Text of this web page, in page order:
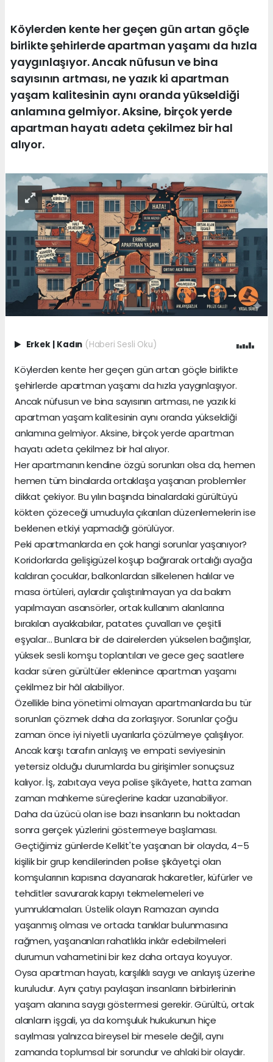
Köylerden kente her geçen gün artan göçle
birlikte şehirlerde apartman yaşamı da hızla
yaygınlaşıyor. Ancak nüfusun ve bina
sayısının artması, ne yazık ki apartman
yaşam kalitesinin aynı oranda yükseldiği
anlamına gelmiyor. Aksine, birçok yerde
apartman hayatı adeta çekilmez bir hal
alıyor.
Erkek Kadın (Haberi Sesli Oku)
Köylerden kente her geçen gün artan göçle birlikte
şehirlerde apartman yaşamı da hızla yaygınlaşıyor.
Ancak nüfusun ve bina sayısının artması, ne yazık ki
apartman yaşam kalitesinin aynı oranda yükseldiği
anlamına gelmiyor. Aksine, birçok yerde apartman
hayatı adeta çekilmez bir hal alıyor.
Her apartmanın kendine özgü sorunları olsa da, hemen
hemen tüm binalarda ortaklaşa yaşanan problemler
dikkat çekiyor. Bu yılın başında binalardaki gürültüyü
kökten çözeceği umuduyla çıkarılan düzenlemelerin ise
beklenen etkiyi yapmadığı görülüyor.
Peki apartmanlarda en çok hangi sorunlar yaşanıyor?
Koridorlarda gelişigüzel koşup bağırarak ortalığı ayağa
kaldıran çocuklar, balkonlardan silkelenen halılar ve
masa örtüleri, aylardır çalıştırılmayan ya da bakım
yapılmayan asansörler, ortak kullanım alanlarına
bırakılan ayakkabılar, patates çuvalları ve çeşitli
eşyalar… Bunlara bir de dairelerden yükselen bağırışlar,
yüksek sesli komşu toplantıları ve gece geç saatlere
kadar süren gürültüler eklenince apartman yaşamı
çekilmez bir hâl alabiliyor.
Özellikle bina yönetimi olmayan apartmanlarda bu tür
sorunları çözmek daha da zorlaşıyor. Sorunlar çoğu
zaman önce iyi niyetli uyarılarla çözülmeye çalışılıyor.
Ancak karşı tarafın anlayış ve empati seviyesinin
yetersiz olduğu durumlarda bu girişimler sonuçsuz
kalıyor. İş, zabıtaya veya polise şikâyete, hatta zaman
zaman mahkeme süreçlerine kadar uzanabiliyor.
Daha da üzücü olan ise bazı insanların bu noktadan
sonra gerçek yüzlerini göstermeye başlaması.
Geçtiğimiz günlerde Kelkit'te yaşanan bir olayda, 4–5
kişilik bir grup kendilerinden polise şikâyetçi olan
komşularının kapısına dayanarak hakaretler, küfürler ve
tehditler savurarak kapıyı tekmelemeleri ve
yumruklamaları. Üstelik olayın Ramazan ayında
yaşanmış olması ve ortada tanıklar bulunmasına
rağmen, yaşananları rahatlıkla inkâr edebilmeleri
durumun vahametini bir kez daha ortaya koyuyor.
Oysa apartman hayatı, karşılıklı saygı ve anlayış üzerine
kuruludur. Aynı çatıyı paylaşan insanların birbirlerinin
yaşam alanına saygı göstermesi gerekir. Gürültü, ortak
alanların işgali, ya da komşuluk hukukunun hiçe
sayılması yalnızca bireysel bir mesele değil, aynı
zamanda toplumsal bir sorundur ve ahlaki bir olaydır.